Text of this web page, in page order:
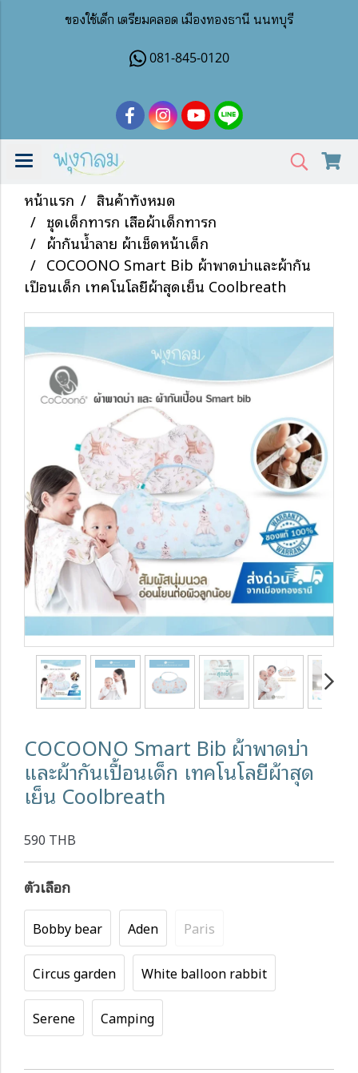
ของใช้เด็ก เตรียมคลอด เมืองทองธานี นนทบุรี
081-845-0120
หน้าแรก
สินค้าทั้งหมด
ชุดเด็กทารก เสื้อผ้าเด็กทารก
ผ้ากันน้ำลาย ผ้าเช็ดหน้าเด็ก
COCOONO Smart Bib ผ้าพาดบ่าและผ้ากัน
เปื้อนเด็ก เทคโนโลยีผ้าสุดเย็น Coolbreath
COCOONO Smart Bib ผ้าพาดบ่า
และผ้ากันเปื้อนเด็ก เทคโนโลยีผ้าสุด
เย็น Coolbreath
590 THB
ตัวเลือก
Bobby bear Aden Paris
Circus garden White balloon rabbit
Serene Camping